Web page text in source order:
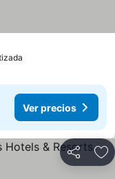
Ver precios
Compartir